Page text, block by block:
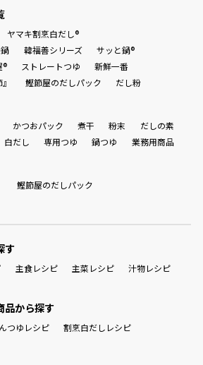
ヤマキ割烹白だし®
韓福善シリーズ
サッと鍋®
® ストレートつゆ
新鮮一番
鰹節屋のだしパック だし粉
かつおパック 煮干 粉末
だしの素
白だし 専用つゆ 鍋つゆ 業務用商品
鰹節屋のだしパック
す
主食レシピ 主菜レシピ
汁物レシピ
品から探す
つゆレシピ 割烹白だしレシピ